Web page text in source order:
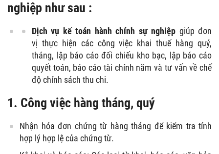
nghiệp như sau :
Dịch vụ kế toán hành chính sự nghiệp giúp đơn
vị thực hiện các công việc khai thuế hàng quý,
tháng, lập báo cáo đối chiếu kho bạc, lập báo cáo
quyết toán, báo cáo tài chính năm và tư vấn về chế
độ chính sách thu chi.
1. Công việc hàng tháng, quý
Nhận hóa đơn chứng từ hàng tháng để kiểm tra tính
hợp lý hợp lệ của chứng từ.